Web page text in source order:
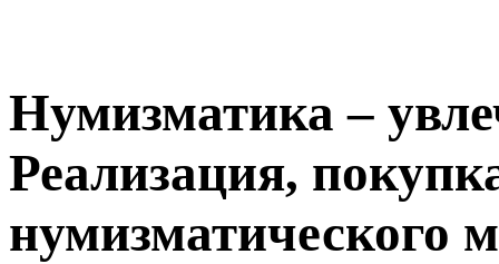
Нумизматика –
Реализация,
нумизматического